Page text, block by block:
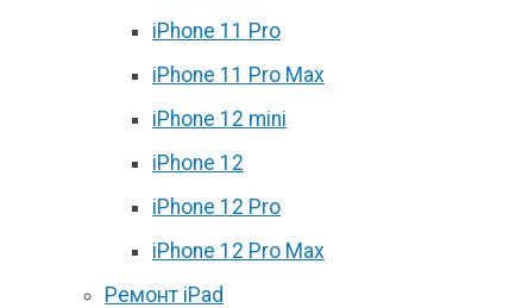
iPhone 11 Pro
iPhone 11 Pro Max
iPhone 12 mini
iPhone 12
iPhone 12 Pro
iPhone 12 Pro Max
Ремонт iPad